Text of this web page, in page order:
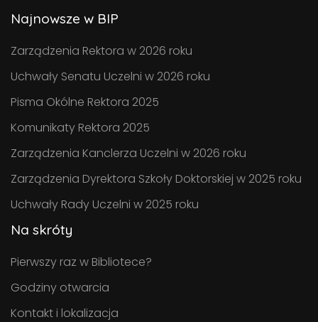
Najnowsze w BIP
Zarządzenia Rektora w 2026 roku
Uchwały Senatu Uczelni w 2026 roku
Pisma Okólne Rektora 2025
Komunikaty Rektora 2025
Zarządzenia Kanclerza Uczelni w 2026 roku
Zarządzenia Dyrektora Szkoły Doktorskiej w 2025 roku
Uchwały Rady Uczelni w 2025 roku
Na skróty
Pierwszy raz w Bibliotece?
Godziny otwarcia
Kontakt i lokalizacja